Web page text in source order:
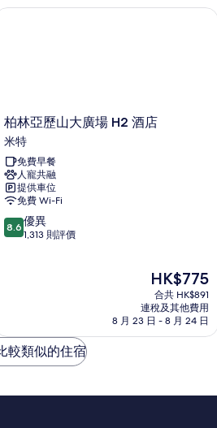
柏
林
亞
歷
山
大
廣
場
H2
柏林亞歷山大廣場 H2 酒店
米特
免費早餐
人寵共融
提供車位
免費 Wi-Fi
8.6
分
異，
1,313
則
價
8.6 優異
1,313 則評價
現
售
HK$775
HK$775
合共 HK$891
連稅及其他費用
8 月 23 日 - 8 月 24 日
林亞歷山大廣場 H2 酒店
較類似的住宿